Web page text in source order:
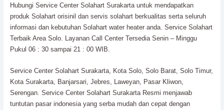
Hubungi Service Center Solahart Surakarta untuk mendapatkan
produk Solahart orisinil dan servis solahart berkualitas serta seluruh
informasi dan kebutuhan Solahart water heater anda. Service Solahart
Terbaik Area Solo. Layanan Call Center Tersedia Senin – Minggu
Pukul 06 : 30 sampai 21 : 00 WIB.
Service Center Solahart Surakarta, Kota Solo, Solo Barat, Solo Timur,
Kota Surakarta, Banjarsari, Jebres, Laweyan, Pasar Kliwon,
Serengan. Service Center Solahart Surakarta Resmi menjawab
tuntutan pasar indonesia yang serba mudah dan cepat dengan